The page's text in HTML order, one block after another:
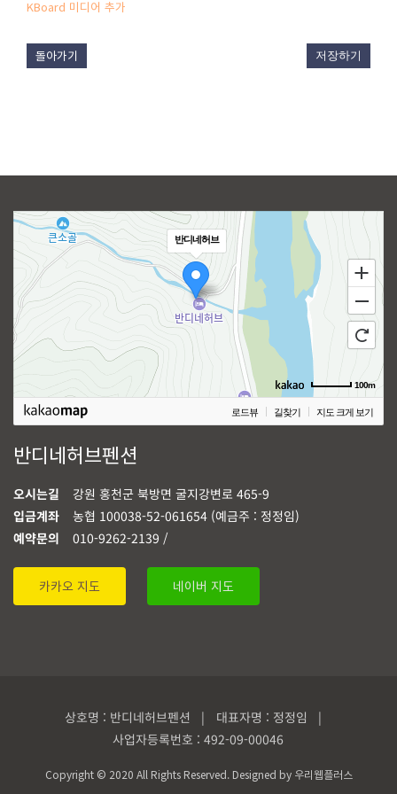
KBoard 미디어 추가
돌아가기 저장하기
반디네허브
100m
로드뷰 길찾기 지도 크게 보기
반디네허브펜션
오시는길
강원 홍천군 북방면 굴지강변로 465-9
입금계좌
농협 100038-52-061654 (예금주 : 정정임)
예약문의
010-9262-2139 /
카카오 지도 네이버 지도
상호명 : 반디네허브펜션 | 대표자명 : 정정임 |
사업자등록번호 : 492-09-00046
Copyright © 2020 All Rights Reserved. Designed by 우리웹플러스